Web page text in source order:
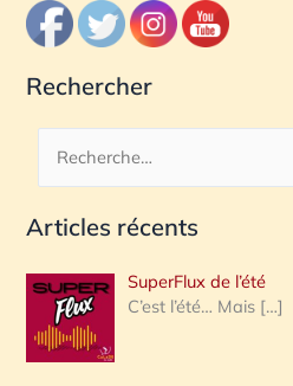
Rechercher
c
e
r
c
Articles récents
SuperFlux de l’été
C’est l’été… Mais […]